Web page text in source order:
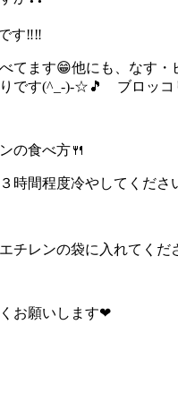
す‼‼
てます😁他にも、なす
です(^_-)-☆🎵 ブロッコ
の食べ方🍴
時間程度冷やしてくださ
チレンの袋に入れてく
お願いします❤